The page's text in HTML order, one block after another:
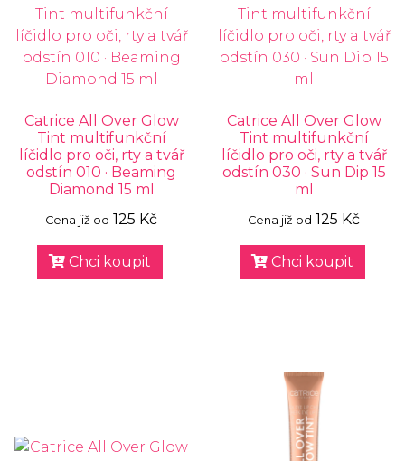
Catrice All Over Glow
Tint multifunkční
líčidlo pro oči, rty a tvář
odstín 010 · Beaming
Diamond 15 ml
Cena již od 125 Kč
Chci koupit
Catrice All Over Glow
Tint multifunkční
líčidlo pro oči, rty a tvář
odstín 030 · Sun Dip 15
ml
Cena již od 125 Kč
Chci koupit